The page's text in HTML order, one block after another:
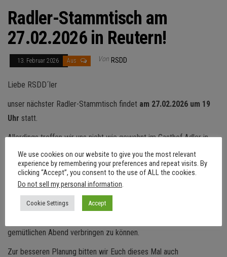
Radler-Stammtisch am
27.02.2026 in Reutern!
13. Februar 2026 Aus Von RSDD
Liebe RSDD´ler
unser nächster Radler-Stammtisch findet am 27.02.2026 um 19
Uhr statt.
Allerdings treffen wir uns nicht wie gewohnt im Gasthof Adler in
Dinkelscherben, sondern in der
Trattoria Rusticana
Reichspoststr. 2
Reutern / Welden
gemütlichen Abend verbringen zu können.
Zur besseren Planung bitten wir Euch dieses Mal auch
We use cookies on our website to give you the most relevant
experience by remembering your preferences and repeat visits. By
clicking “Accept”, you consent to the use of ALL the cookies.
Do not sell my personal information.
Cookie Settings Accept